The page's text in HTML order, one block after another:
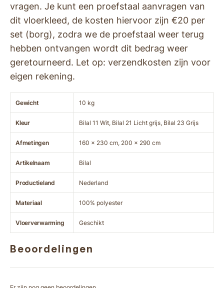
vragen. Je kunt een proefstaal aanvragen van
dit vloerkleed, de kosten hiervoor zijn €20 per
set (borg), zodra we de proefstaal weer terug
hebben ontvangen wordt dit bedrag weer
geretourneerd. Let op: verzendkosten zijn voor
eigen rekening.
Gewicht 10 kg
Kleur Bilal 11 Wit, Bilal 21 Licht grijs, Bilal 23 Grijs
Afmetingen 160 x 230 cm, 200 x 290 cm
Artikelnaam Bilal
Productieland Nederland
Materiaal 100% polyester
Vloerverwarming Geschikt
Beoordelingen